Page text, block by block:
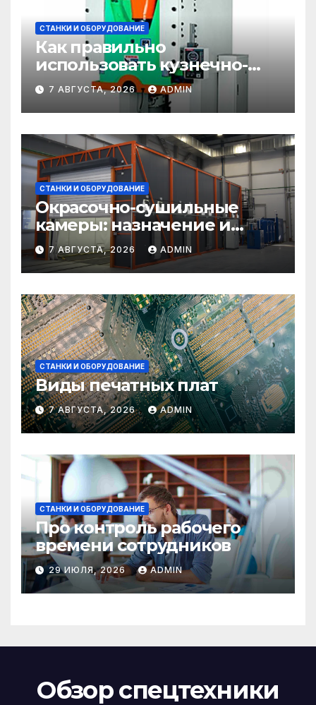
СТАНКИ И ОБОРУДОВАНИЕ
Как правильно
использовать кузнечно-
прессовое оборудование
7 АВГУСТА, 2026 ADMIN
СТАНКИ И ОБОРУДОВАНИЕ
Окрасочно-сушильные
камеры: назначение и
области применения
7 АВГУСТА, 2026 ADMIN
СТАНКИ И ОБОРУДОВАНИЕ
Виды печатных плат
7 АВГУСТА, 2026 ADMIN
СТАНКИ И ОБОРУДОВАНИЕ
Про контроль рабочего
времени сотрудников
29 ИЮЛЯ, 2026 ADMIN
Обзор спецтехники